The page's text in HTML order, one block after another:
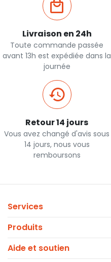
Livraison en 24h
Toute commande passée
avant 13h est expédiée dans la
journée
Retour 14 jours
Vous avez changé d'avis sous
14 jours, nous vous
remboursons
Services
Produits
Aide et soutien